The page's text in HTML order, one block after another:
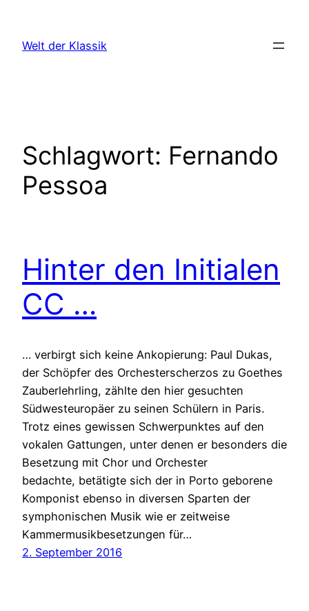
springen
Welt der Klassik
Schlagwort: Fernando
Pessoa
Hinter den Initialen
CC …
… verbirgt sich keine Ankopierung: Paul Dukas,
der Schöpfer des Orchesterscherzos zu Goethes
Zauberlehrling, zählte den hier gesuchten
Südwesteuropäer zu seinen Schülern in Paris.
Trotz eines gewissen Schwerpunktes auf den
vokalen Gattungen, unter denen er besonders die
Besetzung mit Chor und Orchester
bedachte, betätigte sich der in Porto geborene
Komponist ebenso in diversen Sparten der
symphonischen Musik wie er zeitweise
Kammermusikbesetzungen für…
2. September 2016